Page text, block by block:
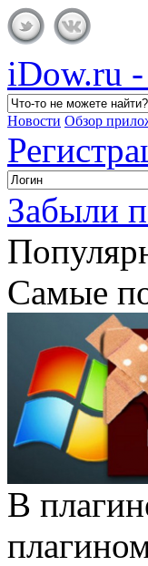
iDow.ru
Новости Обзор
Забыли
Самые
В